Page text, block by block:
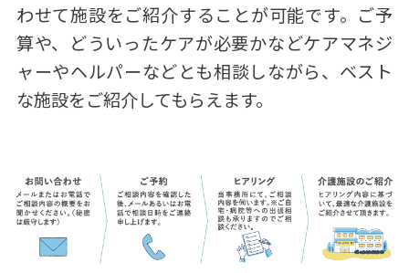
わせて施設をご紹介することが可能です。ご予
算や、どういったケアが必要かなどケアマネジ
ャーやヘルパーなどとも相談しながら、ベスト
な施設をご紹介してもらえます。